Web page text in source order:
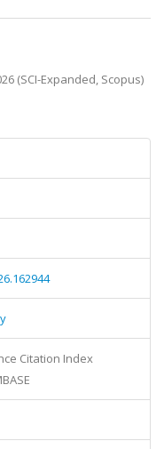
(SCI-Expanded, Scopus)
Citation Index